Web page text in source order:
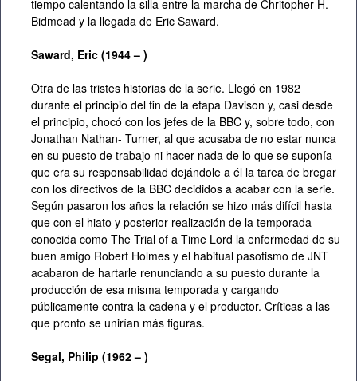
tiempo calentando la silla entre la marcha de Chritopher H.
Bidmead y la llegada de Eric Saward.
Saward, Eric (1944 – )
Otra de las tristes historias de la serie. Llegó en 1982
durante el principio del fin de la etapa Davison y, casi desde
el principio, chocó con los jefes de la BBC y, sobre todo, con
Jonathan Nathan- Turner, al que acusaba de no estar nunca
en su puesto de trabajo ni hacer nada de lo que se suponía
que era su responsabilidad dejándole a él la tarea de bregar
con los directivos de la BBC decididos a acabar con la serie.
Según pasaron los años la relación se hizo más difícil hasta
que con el hiato y posterior realización de la temporada
conocida como The Trial of a Time Lord la enfermedad de su
buen amigo Robert Holmes y el habitual pasotismo de JNT
acabaron de hartarle renunciando a su puesto durante la
producción de esa misma temporada y cargando
públicamente contra la cadena y el productor. Críticas a las
que pronto se unirían más figuras.
Segal, Philip (1962 – )